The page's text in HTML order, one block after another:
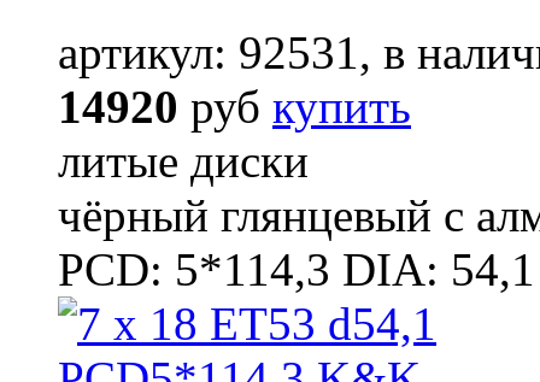
артикул: 92531, в
14920 руб купить
литые диски
чёрный глянцевый с
PCD: 5*114,3 DIA: 54,1